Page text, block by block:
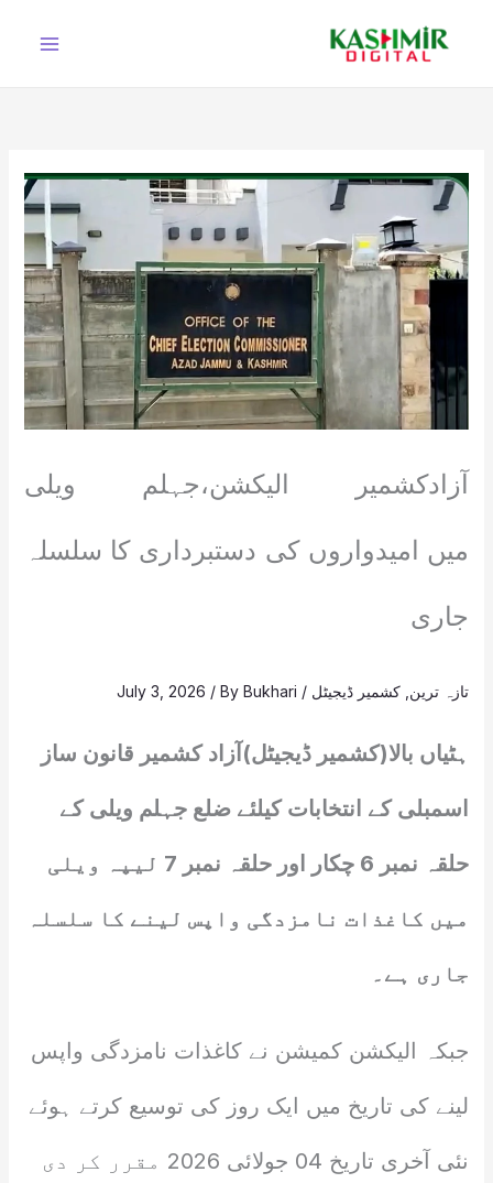
آزادکشمیر الیکشن،جہلم ویلی
میں امیدواروں کی دستبرداری کا سلسلہ
جاری
تازہ ترین کشمیر ڈیجیٹل /
July 3, 2026 / ByBukhari
ہٹیاں بالا(کشمیر ڈیجیٹل)آزاد کشمیر قانون ساز
اسمبلی کے انتخابات کیلئے ضلع جہلم ویلی کے
حلقہ نمبر 6 چکار اور حلقہ نمبر 7 لیپہ ویلی
میں کاغذات نامزدگی واپس لینے کا سلسلہ
جاری ہے۔
جبکہ الیکشن کمیشن نے کاغذات نامزدگی واپس
لینے کی تاریخ میں ایک روز کی توسیع کرتے ہوئے
نئی آخری تاریخ 04 جولائی 2026 مقرر کر دی